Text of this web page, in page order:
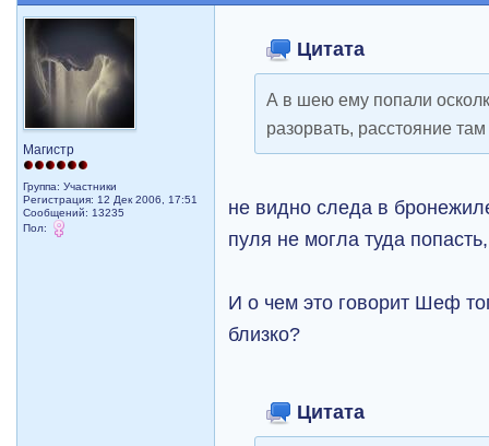
Магистр
Группа: Участники
Регистрация: 12 Дек 2006, 17:51
Сообщений: 13235
Пол:
Цитата
А в шею ему попали
разорвать, расстояние
не видно следа в
пуля не могла туда
И о чем это говорит Шеф
близко?
Цитата